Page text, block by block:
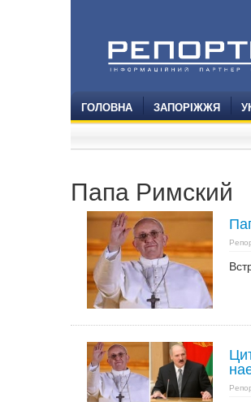
ГОЛОВНА ЗАПОРІЖЖЯ
Папа Римский